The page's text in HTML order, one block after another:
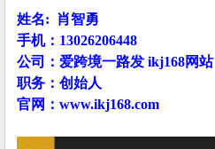
姓名: 肖智勇
手机：13026206448
公司：爱跨境一路发 ikj168网站
职务：创始人
官网：www.ikj168.com